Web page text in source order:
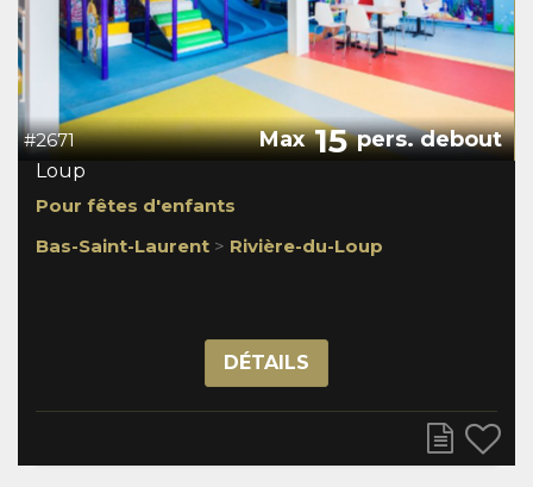
#2671 Max15pers. debout
Loup
Pour fêtes d'enfants
Bas-Saint-Laurent > Rivière-du-Loup
DÉTAILS